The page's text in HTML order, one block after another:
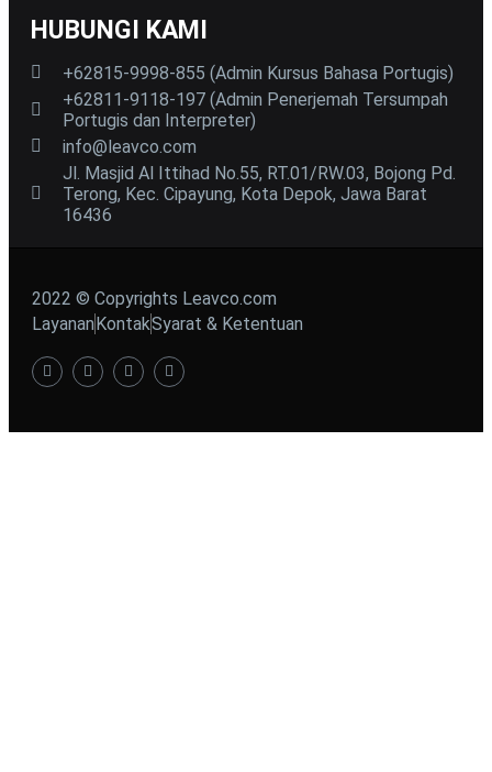
HUBUNGI KAMI
+62815-9998-855 (Admin Kursus Bahasa Portugis)
+62811-9118-197 (Admin Penerjemah Tersumpah
Portugis dan Interpreter)
info@leavco.com
Jl. Masjid Al Ittihad No.55, RT.01/RW.03, Bojong Pd.
Terong, Kec. Cipayung, Kota Depok, Jawa Barat
16436
2022 © Copyrights Leavco.com
LayananKontakSyarat & Ketentuan